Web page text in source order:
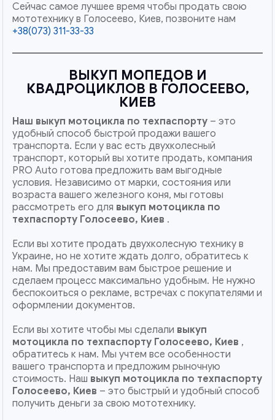
Сейчас самое лучшее время чтобы продать свою
мототехнику в Голосеево, Киев, позвоните нам
+38(073) 311-33-33
ВЫКУП МОПЕДОВ И
КВАДРОЦИКЛОВ В ГОЛОСЕЕВО,
КИЕВ
Наш выкуп мотоцикла по техпаспорту – это
удобный способ быстрой продажи вашего
транспорта. Если у вас есть двухколесный
транспорт, который вы хотите продать, компания
PRO Auto готова предложить вам выгодные
условия. Независимо от марки, состояния или
возраста вашего железного коня, мы готовы
рассмотреть его для выкуп мотоцикла по
техпаспорту Голосеево, Киев .
Если вы хотите продать двухколесную технику в
Украине, но не хотите ждать долго, обратитесь к
нам. Мы предоставим вам быстрое решение и
сделаем процесс максимально удобным. Не нужно
беспокоиться о рекламе, встречах с покупателями и
оформлении документов.
Если вы хотите чтобы мы сделали выкуп
мотоцикла по техпаспорту Голосеево, Киев ,
обратитесь к нам. Мы учтем все особенности
вашего транспорта и предложим рыночную
стоимость. Наш выкуп мотоцикла по техпаспорту
Голосеево, Киев – это быстрый и удобный способ
получить деньги за свою мототехнику.